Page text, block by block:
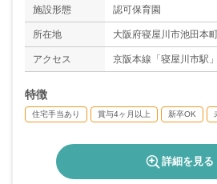
施設形態 認可保育園
所在地 大阪府寝屋川市池田本
アクセス 京阪本線「寝屋川市駅
特徴
住宅手当あり 賞与4ヶ月以上 新卒OK
詳細を見る